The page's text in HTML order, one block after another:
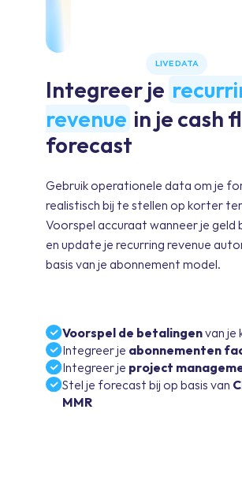
LIVE DATA
Integreer je
revenue in je cash
forecast
Gebruik operationele data om je
realistisch bij te stellen op korter
Voorspel accuraat wanneer je geld
en update je recurring revenue
basis van je abonnement model.
Voorspel de betalingenvan je
Integreer je abonnementen
Integreer je project
Stel je forecast bij op basis van
MMR